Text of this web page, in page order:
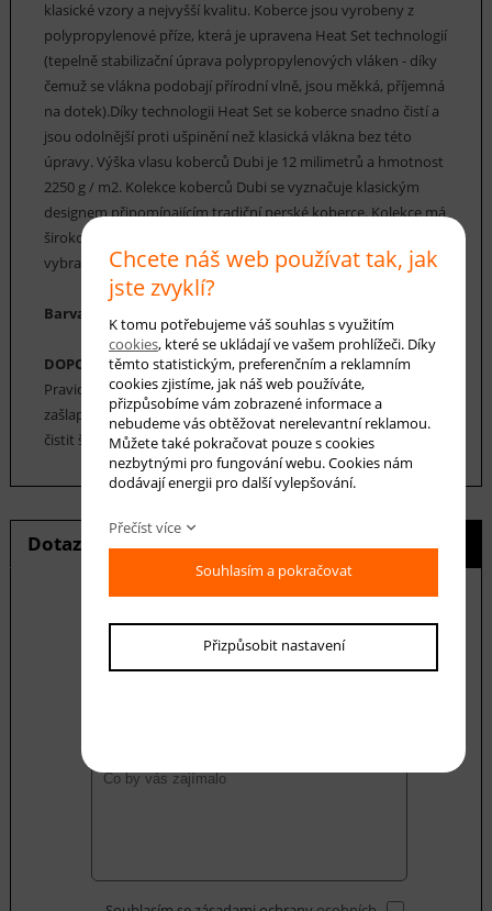
klasické vzory a nejvyšší kvalitu. Koberce jsou vyrobeny z
polypropylenové příze, která je upravena Heat Set technologií
(tepelně stabilizační úprava polypropylenových vláken - díky
čemuž se vlákna podobají přírodní vlně, jsou měkká, příjemná
na dotek).Díky technologii Heat Set se koberce snadno čistí a
jsou odolnější proti ušpinění než klasická vlákna bez této
úpravy. Výška vlasu koberců Dubi je 12 milimetrů a hmotnost
2250 g / m2. Kolekce koberců Dubi se vyznačuje klasickým
designem připomínajícím tradiční perské koberce. Kolekce má
širokou škálu velikostí, barev a vzorů, z nichž si můžete
vybrat.
Barva koberce: béžová, šedomodrá, terakota
DOPORUČENÁ ÚDRŽBA:
Pravidelné vysávání nečistot z koberce, aby se zabránilo jejich
zašlapání do koberce. Cca jednou za 12-18 měsíců je možné
čistit šamponováním, nebo parní čištění koberce.
Dotaz na produkt Hlídání ceny
Chcete náš web používat tak, jak
jste zvyklí?
K tomu potřebujeme váš souhlas s využitím
cookies, které se ukládají ve vašem prohlížeči. Díky
těmto statistickým, preferenčním a reklamním
cookies zjistíme, jak náš web používáte,
přizpůsobíme vám zobrazené informace a
nebudeme vás obtěžovat nerelevantní reklamou.
Můžete také pokračovat pouze s cookies
nezbytnými pro fungování webu. Cookies nám
dodávají energii pro další vylepšování.
Přečíst více
Souhlasím a pokračovat
Přizpůsobit nastavení